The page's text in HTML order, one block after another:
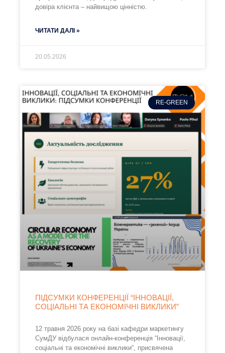
довіра клієнта – найвищою цінністю.
ЧИТАТИ ДАЛІ »
20.05.2026
RE-GREEN
ПІДСУМКИ КОНФЕРЕНЦІЇ “ІННОВАЦІЇ,
СОЦІАЛЬНІ ТА ЕКОНОМІЧНІ ВИКЛИКИ”
12 травня 2026 року на базі кафедри маркетингу
СумДУ відбулася онлайн-конференція “Інновації,
соціальні та економічні виклики“, присвячена